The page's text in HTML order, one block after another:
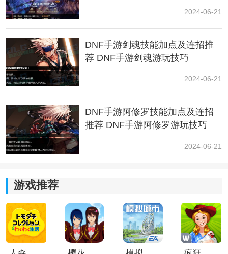
可以走全属强吗?
强走全属强这部分词条只能选力智,提升会差很多的。
属性攻击需要打光火附魔卡吗
2024-06-21
DNF手游剑魂技能加点及连招推
荐 DNF手游剑魂游玩技巧
2024-06-21
DNF手游阿修罗技能加点及连招
推荐 DNF手游阿修罗游玩技巧
2024-06-21
游戏推荐